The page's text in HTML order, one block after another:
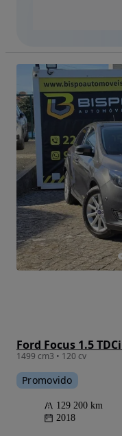
Ford Focus 1.5
1499 cm3 • 120 cv
Promovido
129 200 km
2018